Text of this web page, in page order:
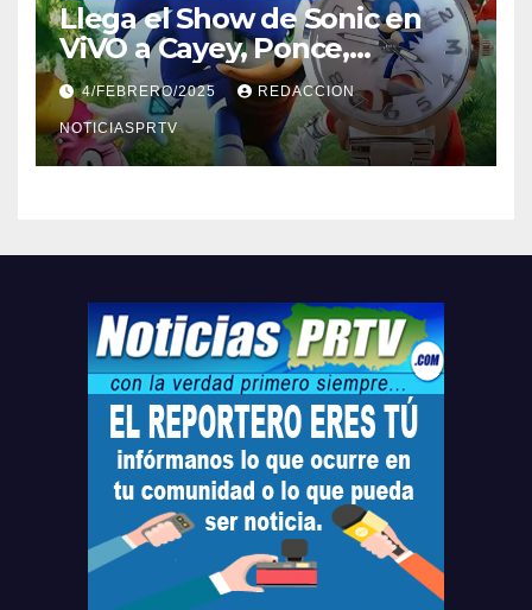
Llega el Show de Sonic en
ViVO a Cayey, Ponce,
Barceloneta y Humacao,
Relojes gratis para el que
compre ahora….
4/FEBRERO/2025 REDACCION
NOTICIASPRTV